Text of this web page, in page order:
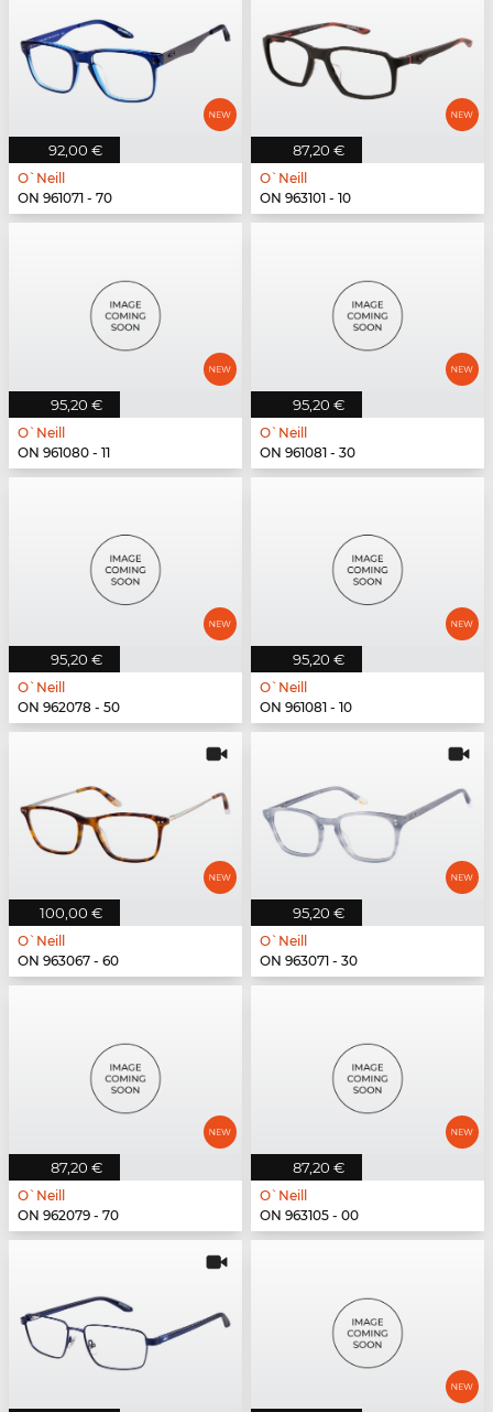
92,00 €
O`Neill
ON 961071 - 70
87,20 €
O`Neill
ON 963101 - 10
95,20 €
O`Neill
ON 961080 - 11
95,20 €
O`Neill
ON 961081 - 30
95,20 €
O`Neill
ON 962078 - 50
95,20 €
O`Neill
ON 961081 - 10
100,00 €
O`Neill
ON 963067 - 60
95,20 €
O`Neill
ON 963071 - 30
87,20 €
O`Neill
ON 962079 - 70
87,20 €
O`Neill
ON 963105 - 00